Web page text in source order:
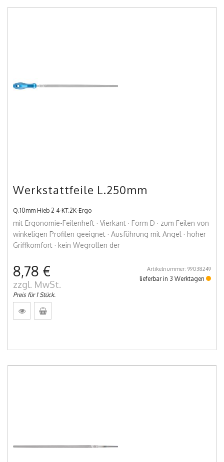
Werkstattfeile L.250mm
Q.10mm Hieb 2 4-KT.2K-Ergo
mit Ergonomie-Feilenheft · Vierkant · Form D · zum Feilen von
winkeligen Profilen geeignet · Ausführung mit Angel · hoher
Griffkomfort · kein Wegrollen der
8,78 €
zzgl. MwSt.
Preis für 1 Stück.
Artikelnummer: 99038249
lieferbar in 3 Werktagen